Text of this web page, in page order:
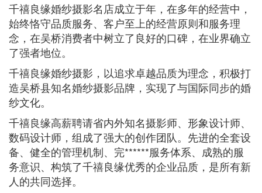
千禧良缘婚纱摄影名店成立于年，在多年的经营中，
始终恪守品质服务、客户至上的经营原则和服务理
念，在吴桥消费者中树立了良好的口碑，在业界确立
了强者地位。
千禧良缘婚纱摄影，以追求卓越品质为理念，积极打
造吴桥县知名婚纱摄影品牌，实现了与国际同步的婚
纱文化。
千禧良缘高薪聘请省内外知名摄影师、形象设计师、
数码设计师，组成了强大的创作团队。先进的全套设
备、健全的管理机制、完******服务体系、成熟的服
务意识、构筑了千禧良缘优秀的企业品质，是所有新
人的共同选择。